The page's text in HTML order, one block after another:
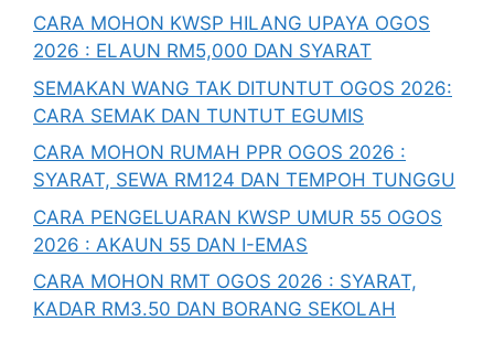
CARA MOHON KWSP HILANG UPAYA OGOS
2026 : ELAUN RM5,000 DAN SYARAT
SEMAKAN WANG TAK DITUNTUT OGOS 2026:
CARA SEMAK DAN TUNTUT EGUMIS
CARA MOHON RUMAH PPR OGOS 2026 :
SYARAT, SEWA RM124 DAN TEMPOH TUNGGU
CARA PENGELUARAN KWSP UMUR 55 OGOS
2026 : AKAUN 55 DAN I-EMAS
CARA MOHON RMT OGOS 2026 : SYARAT,
KADAR RM3.50 DAN BORANG SEKOLAH